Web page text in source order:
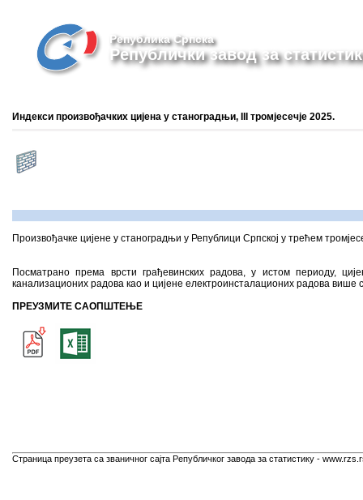
Република Српска
Републички завод за
Индекси произвођачких цијена у станоградњи, III тромјесечје 2025.
Произвођачке цијене у станоградњи у Републици Српској у трећем
Посматрано према врсти грађевинских радова, у истом периоду,
канализационих радова као и цијене електроинсталационих радова више
ПРЕУЗМИТЕ САОПШТЕЊЕ
Страница преузета са званичног сајта Републичког завода за статистику -